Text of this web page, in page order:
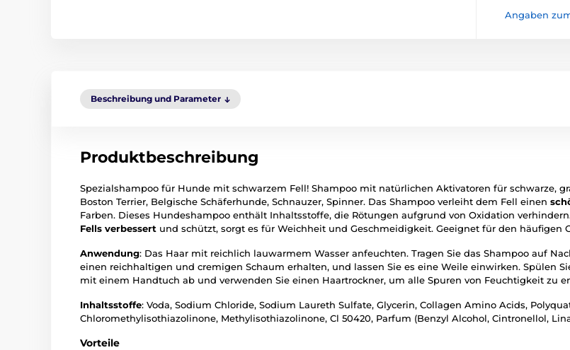
Angaben
Beschreibung und Parameter
Produktbeschreibung
Spezialshampoo für Hunde mit schwarzem Fell! Shampoo mit natürlichen Aktivatoren für schwarze,
Boston Terrier, Belgische Schäferhunde, Schnauzer, Spinner. Das Shampoo verleiht dem Fell einen
Farben. Dieses Hundeshampoo enthält Inhaltsstoffe, die Rötungen aufgrund von Oxidation
Fells verbessert und schützt, sorgt es für Weichheit und Geschmeidigkeit. Geeignet für den häufigen
Anwendung: Das Haar mit reichlich lauwarmem Wasser anfeuchten. Tragen Sie das Shampoo auf
einen reichhaltigen und cremigen Schaum erhalten, und lassen Sie es eine Weile einwirken. Spülen
mit einem Handtuch ab und verwenden Sie einen Haartrockner, um alle Spuren von Feuchtigkeit zu
Inhaltsstoffe: Voda, Sodium Chloride, Sodium Laureth Sulfate, Glycerin, Collagen Amino Acids,
Chloromethylisothiazolinone, Methylisothiazolinone, Cl 50420, Parfum (Benzyl Alcohol, Cintronellol,
Vorteile